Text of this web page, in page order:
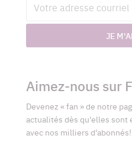
courriel
JE
Aimez-nous sur
Devenez « fan » de notre
actualités dès qu'elles sont
avec nos milliers d'abonnés!